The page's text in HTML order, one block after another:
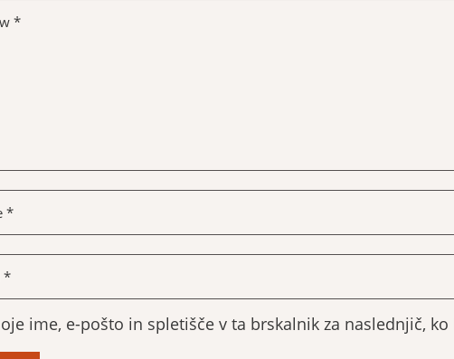
ime, e-pošto in spletišče v ta brskalnik za naslednjič,